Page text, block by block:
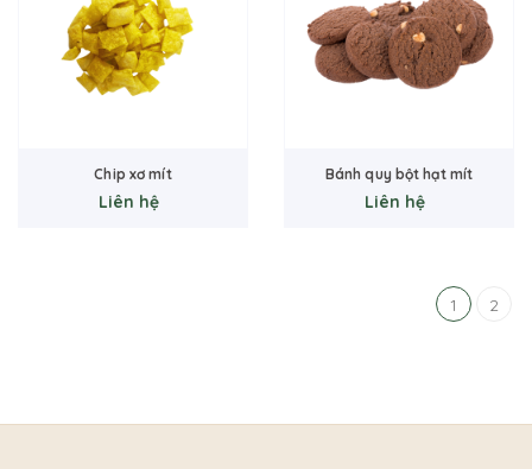
Chip xơ mít
Liên hệ
Bánh quy bột hạt mít
Liên hệ
1 2